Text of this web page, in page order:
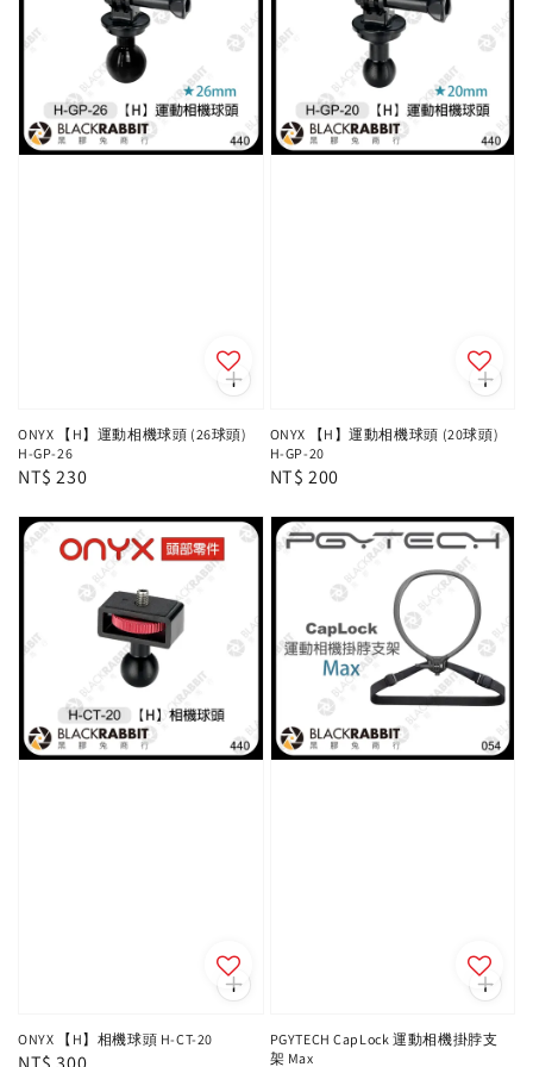
ONYX 【H】運動相機球頭 (26球頭)
H-GP-26
Regular
NT$ 230
ONYX 【H】運動相機球頭 (20球頭)
H-GP-20
Regular
NT$ 200
ONYX 【H】相機球頭 H-CT-20
PGYTECH CapLock 運動相機掛脖支
架 Max